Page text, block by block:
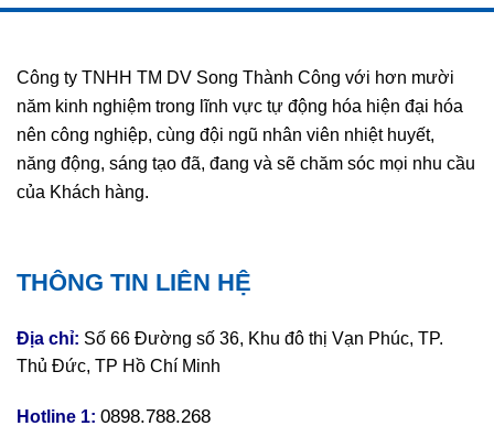
Công ty TNHH TM DV Song Thành Công với hơn mười
năm kinh nghiệm trong lĩnh vực tự động hóa hiện đại hóa
nên công nghiệp, cùng đội ngũ nhân viên nhiệt huyết,
năng động, sáng tạo đã, đang và sẽ chăm sóc mọi nhu cầu
của Khách hàng.
THÔNG TIN LIÊN HỆ
Địa chỉ: Số 66 Đường số 36, Khu đô thị Vạn Phúc, TP.
Thủ Đức, TP Hồ Chí Minh
Hotline 1: 0898.788.268